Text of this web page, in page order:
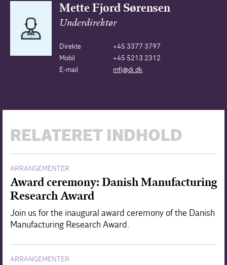
Mette Fjord Sørensen
Underdirektør
Direkte
+45 3377 3797
Mobil
+45 5213 2312
E-mail
mfj@di.dk
RELATERET INDHOLD
ARRANGEMENTER
Award ceremony: Danish Manufacturing
Research Award
Join us for the inaugural award ceremony of the Danish
Manufacturing Research Award.
ARRANGEMENTER